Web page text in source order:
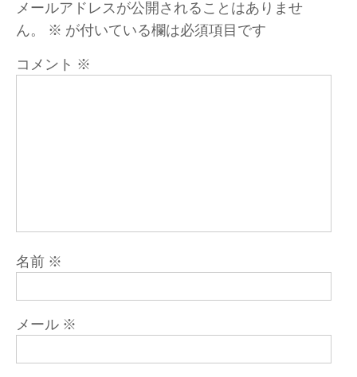
シ
ョ
メールアドレスが公開されることはありませ
ん。
※ が付いている欄は必須項目です
コメント ※
名前 ※
メール ※